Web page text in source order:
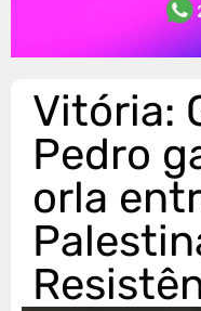
Vitória:
Pedro
orla